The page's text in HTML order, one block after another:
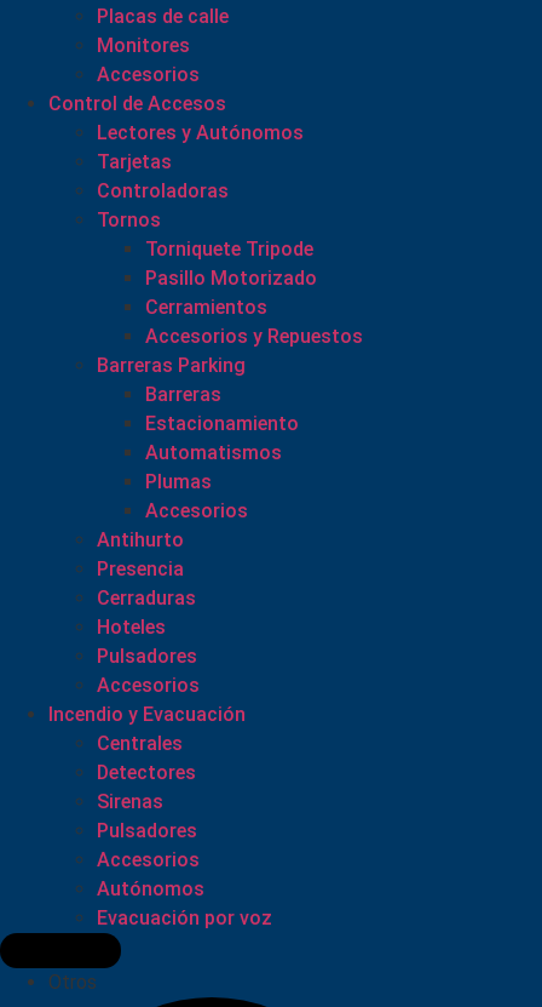
Placas de calle
Monitores
Accesorios
Control de Accesos
Lectores y Autónomos
Tarjetas
Controladoras
Tornos
Torniquete Tripode
Pasillo Motorizado
Cerramientos
Accesorios y Repuestos
Barreras Parking
Barreras
Estacionamiento
Automatismos
Plumas
Accesorios
Antihurto
Presencia
Cerraduras
Hoteles
Pulsadores
Accesorios
Incendio y Evacuación
Centrales
Detectores
Sirenas
Pulsadores
Accesorios
Autónomos
Evacuación por voz
Otros